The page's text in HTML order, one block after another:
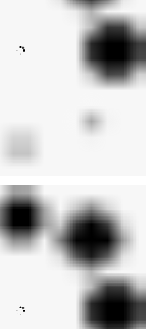
NS F330
loa đứng cao cấp được thiết kế
hòa trong mọi không gian sống
và hình dáng thanh mảnh,
nhiều vị trí như phòng khách,
hay phòng đọc sách mà không
Kiểu dáng đứng giúp loa tạo